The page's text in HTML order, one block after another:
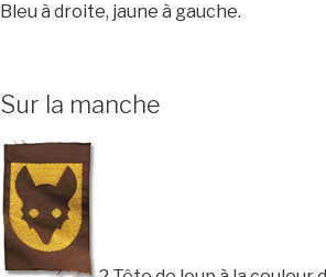
Bleu à droite, jaune à gauche.
Sur la manche